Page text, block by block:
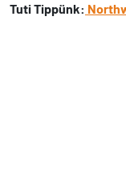
Tuti Tippünk: